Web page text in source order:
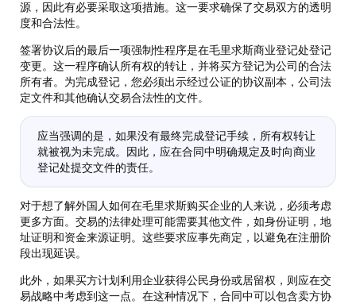
源，因此有必要采取这项措施。这一要求确保了交易双方的透明
度和合法性。
签署协议后的最后一项强制性程序是在毛里求斯商业登记处登记
变更。这一程序确认所有权的转让，并将买方登记为公司的合法
所有者。为完成登记，您必须出示经过公证的协议副本，公司法
定文件和其他确认交易合法性的文件。
应当强调的是，如果没有最终完成登记手续，所有权转让
就被视为未完成。因此，应在合同中明确规定及时向商业
登记处提交文件的责任。
对于想了解外国人如何在毛里求斯购买企业的人来说，必须考虑
更多方面。交易的法律处理可能需要其他文件，如身份证明，地
址证明和资金来源证明。这些要求应事先商定，以避免在注册阶
段出现延误。
此外，如果买方计划利用企业获得公民身份或居留权，则应在交
易战略中考虑到这一点。在这种情况下，合同中可以包含卖方协